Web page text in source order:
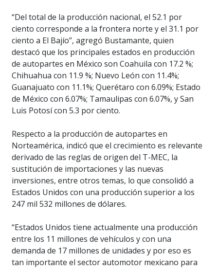
“Del total de la producción nacional, el 52.1 por
ciento corresponde a la frontera norte y el 31.1 por
ciento a El Bajío”, agregó Bustamante, quien
destacó que los principales estados en producción
de autopartes en México son Coahuila con 17.2 %;
Chihuahua con 11.9 %; Nuevo León con 11.4%;
Guanajuato con 11.1%; Querétaro con 6.09%; Estado
de México con 6.07%; Tamaulipas con 6.07%, y San
Luis Potosí con 5.3 por ciento.
Respecto a la producción de autopartes en
Norteamérica, indicó que el crecimiento es relevante
derivado de las reglas de origen del T-MEC, la
sustitución de importaciones y las nuevas
inversiones, entre otros temas, lo que consolidó a
Estados Unidos con una producción superior a los
247 mil 532 millones de dólares.
“Estados Unidos tiene actualmente una producción
entre los 11 millones de vehículos y con una
demanda de 17 millones de unidades y por eso es
tan importante el sector automotor mexicano para